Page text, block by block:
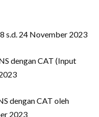
s.d. 24 November 2023
dengan CAT (Input
dengan CAT oleh
2023